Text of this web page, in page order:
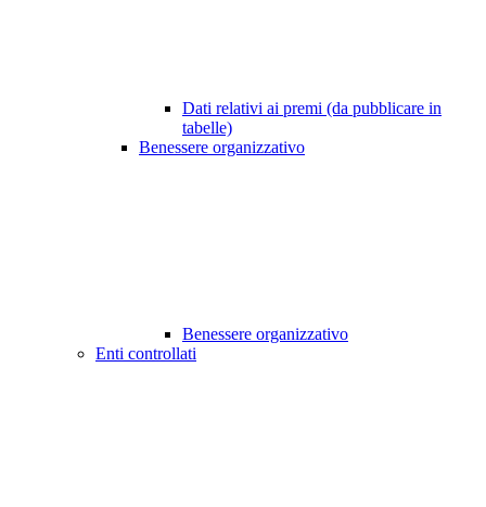
Dati relativi ai premi (da pubblicare in
tabelle)
Benessere organizzativo
Benessere organizzativo
Enti controllati